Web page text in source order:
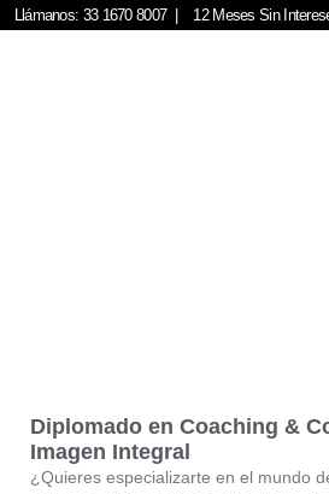
Llámanos: 33 1670 8007| 12 Meses Sin
Diplomado en Coaching &
Imagen Integral
¿Quieres especializarte en el mundo